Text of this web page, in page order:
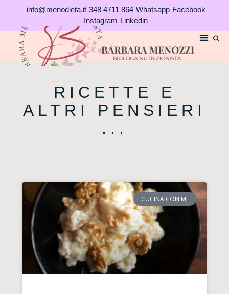
contenuto
info@menodieta.it 348 4711 864 Whatsapp Facebook
Instagram Linkedin
RICETTE E
ALTRI PENSIERI
...
CUCINA CON ME